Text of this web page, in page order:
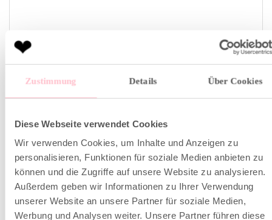
Zustimmung Details Über Cookies
Diese Webseite verwendet Cookies
Wir verwenden Cookies, um Inhalte und Anzeigen zu
personalisieren, Funktionen für soziale Medien anbieten zu
können und die Zugriffe auf unsere Website zu analysieren.
Außerdem geben wir Informationen zu Ihrer Verwendung
unserer Website an unsere Partner für soziale Medien,
Werbung und Analysen weiter. Unsere Partner führen diese
ÄHNLICHE PRODUKTE